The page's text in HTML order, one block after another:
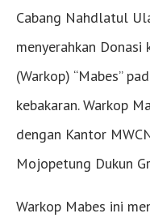
Cabang Nahdlatul
menyerahkan Donasi
(Warkop) “Mabes”
kebakaran. Warkop
dengan Kantor
Mojopetung Dukun
Warkop Mabes ini